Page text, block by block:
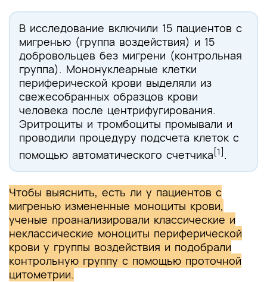
В исследование включили 15 пациентов с
мигренью (группа воздействия) и 15
добровольцев без мигрени (контрольная
группа). Мононуклеарные клетки
периферической крови выделяли из
свежесобранных образцов крови
человека после центрифугирования.
Эритроциты и тромбоциты промывали и
проводили процедуру подсчета клеток с
помощью автоматического счетчика[1].
Чтобы выяснить, есть ли у пациентов с
мигренью измененные моноциты крови,
ученые проанализировали классические и
неклассические моноциты периферической
крови у группы воздействия и подобрали
контрольную группу с помощью проточной
цитометрии.